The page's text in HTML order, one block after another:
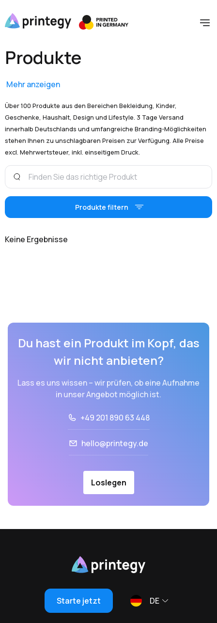
Produkte
Mehr anzeigen
Über 100 Produkte aus den Bereichen Bekleidung, Kinder,
Geschenke, Haushalt, Design und Lifestyle. 3 Tage Versand
innerhalb Deutschlands und umfangreiche Branding-Möglichkeiten
stehen Ihnen zu unschlagbaren Preisen zur Verfügung. Alle Preise
excl. Mehrwertsteuer, inkl. einseitigem Druck.
Produkte filtern
Keine Ergebnisse
Du hast ein Produkt im Kopf, das
wir nicht anbieten?
Lass es uns wissen – wir prüfen, ob eine Aufnahme
in unser Angebot möglich ist.
+49 201 890 63 448
hello@printegy.de
Loslegen
Starte jetzt DE